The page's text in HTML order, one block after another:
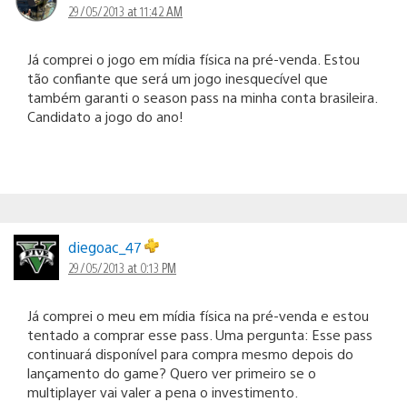
29/05/2013 at 11:42 AM
Já comprei o jogo em mídia física na pré-venda. Estou
tão confiante que será um jogo inesquecível que
também garanti o season pass na minha conta brasileira.
Candidato a jogo do ano!
diegoac_47
29/05/2013 at 0:13 PM
Já comprei o meu em mídia física na pré-venda e estou
tentado a comprar esse pass. Uma pergunta: Esse pass
continuará disponível para compra mesmo depois do
lançamento do game? Quero ver primeiro se o
multiplayer vai valer a pena o investimento.